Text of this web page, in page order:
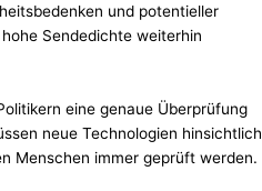
und potentieller
Sendedichte weiterhin
eine genaue Überprüfung
neue Technologien hinsichtlich
Menschen immer geprüft werden.